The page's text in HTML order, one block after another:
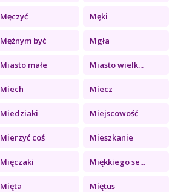
Męczyć Męki
Mężnym być Mgła
Miasto małe Miasto wielk...
Miech Miecz
Miedziaki Miejscowość
Mierzyć coś Mieszkanie
Mięczaki Miękkiego se...
Mięta Miętus